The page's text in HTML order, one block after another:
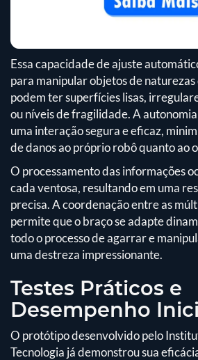
Essa capacidade de ajuste
para manipular objetos de
podem ter superfícies lisas,
ou níveis de fragilidade. A
uma interação segura e eficaz,
de danos ao próprio robô quanto ao
O processamento das informações
cada ventosa, resultando em uma
precisa. A coordenação entre as
permite que o braço se adapte
todo o processo de agarrar e
uma destreza impressionante.
Testes Práticos e
Desempenho
O protótipo desenvolvido pelo
Tecnologia já demonstrou sua